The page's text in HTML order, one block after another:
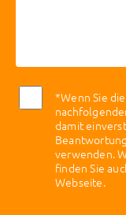
*Wenn Sie
damit
verwenden.
finden Sie
Webseite.